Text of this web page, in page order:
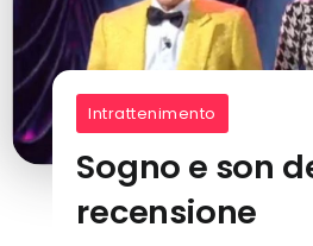
Intrattenimento
Sogno e son
recensione